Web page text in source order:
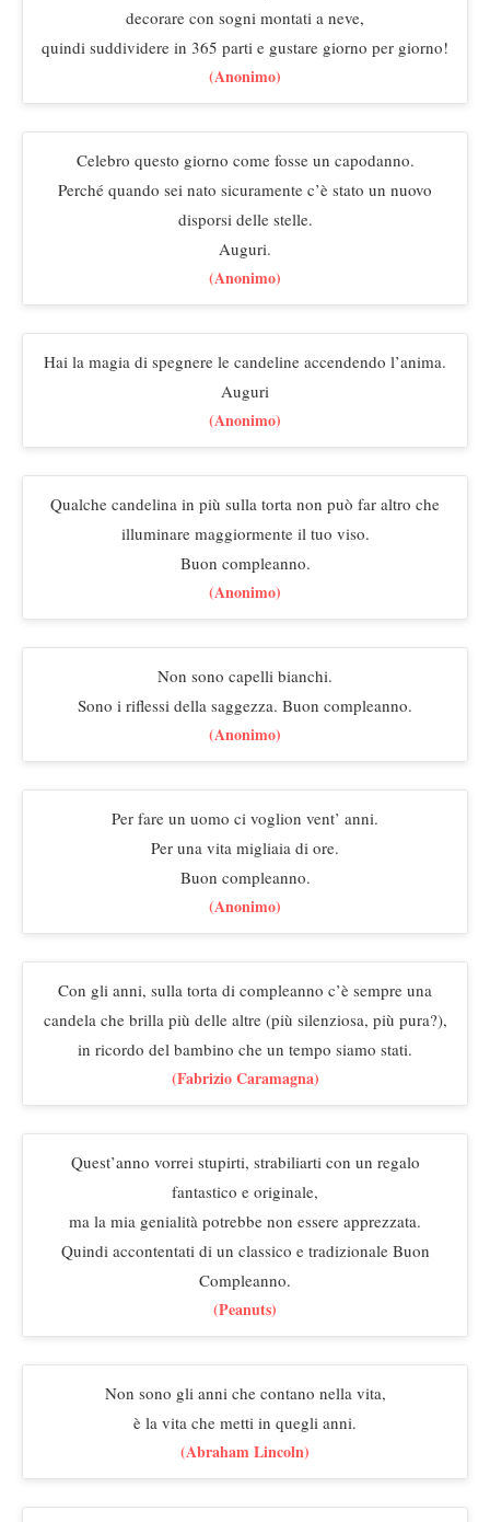
decorare con sogni montati a neve,
quindi suddividere in 365 parti e gustare giorno per giorno!
(Anonimo)
Celebro questo giorno come fosse un capodanno.
Perché quando sei nato sicuramente c’è stato un nuovo
disporsi delle stelle.
Auguri.
(Anonimo)
Hai la magia di spegnere le candeline accendendo l’anima.
Auguri
(Anonimo)
Qualche candelina in più sulla torta non può far altro che
illuminare maggiormente il tuo viso.
Buon compleanno.
(Anonimo)
Non sono capelli bianchi.
Sono i riflessi della saggezza. Buon compleanno.
(Anonimo)
Per fare un uomo ci voglion vent’ anni.
Per una vita migliaia di ore.
Buon compleanno.
(Anonimo)
Con gli anni, sulla torta di compleanno c’è sempre una
candela che brilla più delle altre (più silenziosa, più pura?),
in ricordo del bambino che un tempo siamo stati.
(Fabrizio Caramagna)
Quest’anno vorrei stupirti, strabiliarti con un regalo
fantastico e originale,
ma la mia genialità potrebbe non essere apprezzata.
Quindi accontentati di un classico e tradizionale Buon
Compleanno.
(Peanuts)
Non sono gli anni che contano nella vita,
è la vita che metti in quegli anni.
(Abraham Lincoln)